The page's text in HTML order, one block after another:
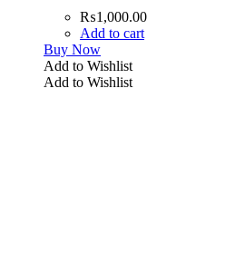
₨1,000.00
Add to cart
Buy Now
Add to Wishlist
Add to Wishlist